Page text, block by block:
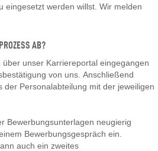
eingesetzt werden willst. Wir melden
AB?
unser Karriereportal eingegangen
von uns. Anschließend
der Personalabteilung mit der jeweiligen
Bewerbungsunterlagen neugierig
Bewerbungsgespräch ein.
auch ein zweites